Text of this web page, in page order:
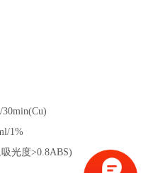
1%
光度>0.8ABS)